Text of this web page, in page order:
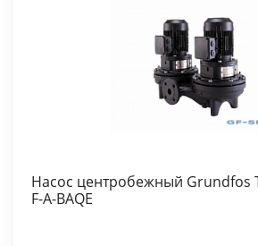
Насос центробежный Grundfos
F-A-BAQE